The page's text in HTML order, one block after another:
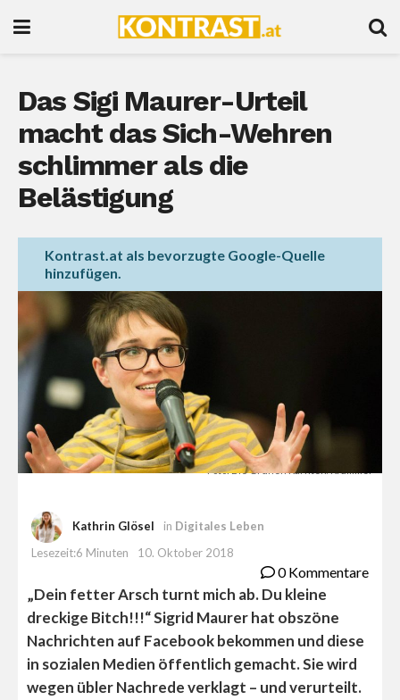
Das Sigi Maurer-Urteil
macht das Sich-Wehren
schlimmer als die
Belästigung
Kontrast.at als bevorzugte Google-Quelle
hinzufügen.
Foto: Die Grünen Kärnten/Krammer
Kathrin Glösel in Digitales Leben
Lesezeit:6 Minuten
10. Oktober 2018
0 Kommentare
„Dein fetter Arsch turnt mich ab. Du kleine
dreckige Bitch!!!“ Sigrid Maurer hat obszöne
Nachrichten auf Facebook bekommen und diese
in sozialen Medien öffentlich gemacht. Sie wird
wegen übler Nachrede verklagt – und verurteilt.